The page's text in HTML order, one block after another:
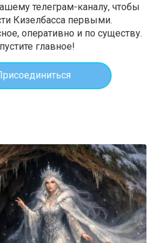
телеграм-каналу, чтобы
Кизелбасса первыми.
оперативно и по существу.
главное!